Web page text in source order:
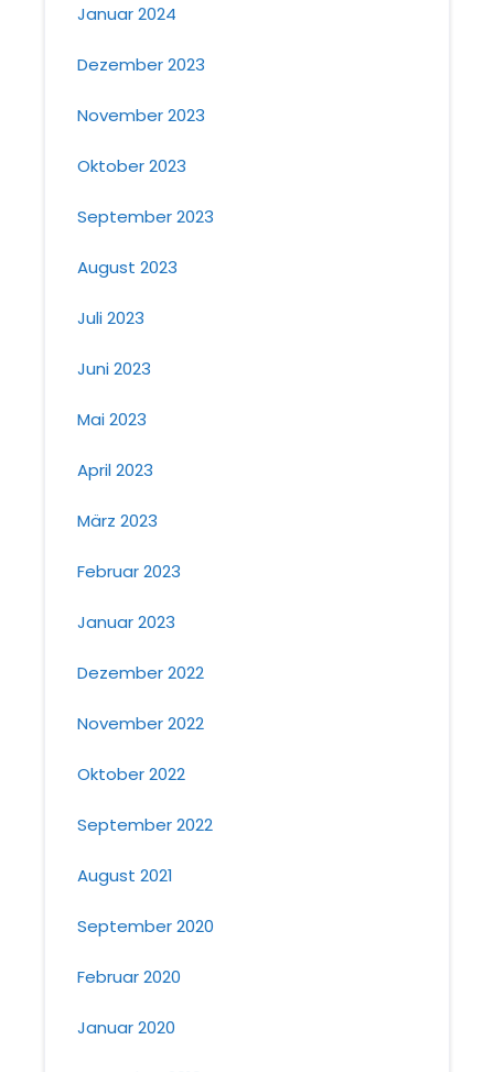
Januar 2024
Dezember 2023
November 2023
Oktober 2023
September 2023
August 2023
Juli 2023
Juni 2023
Mai 2023
April 2023
März 2023
Februar 2023
Januar 2023
Dezember 2022
November 2022
Oktober 2022
September 2022
August 2021
September 2020
Februar 2020
Januar 2020